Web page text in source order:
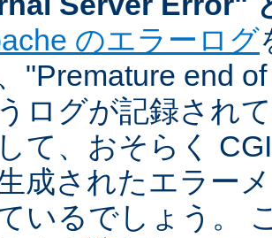
のエラーログ
"Premature end
ログが記録され
て、おそらく
成されたエラー
いるでしょう。